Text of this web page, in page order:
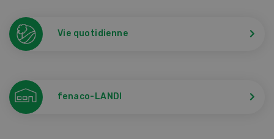
Vie quotidienne
fenaco-LANDI